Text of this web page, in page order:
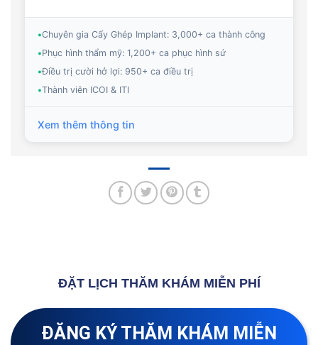
•Chuyên gia Cấy Ghép Implant: 3,000+ ca thành công
•Phục hình thẩm mỹ: 1,200+ ca phục hình sứ
•Điều trị cười hở lợi: 950+ ca điều trị
•Thành viên ICOI & ITI
Xem thêm thông tin
ĐẶT LỊCH THĂM KHÁM MIỄN PHÍ
ĐĂNG KÝ THĂM KHÁM MIỄN